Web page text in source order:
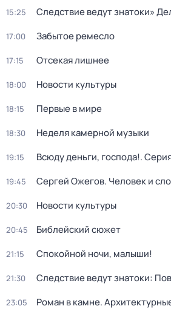
15:25 Следствие ведут знатоки»
17:00 Забытое ремесло
17:15 Отсекая лишнее
18:00 Новости культуры
18:15 Первые в мире
18:30 Неделя камерной музыки
19:15 Всюду деньги, господа!.
19:45 Сергей Ожегов. Человек и
20:30 Новости культуры
20:45 Библейский сюжет
21:15 Спокойной ночи, малыши!
21:30 Следствие ведут знатоки:
23:05 Роман в камне.